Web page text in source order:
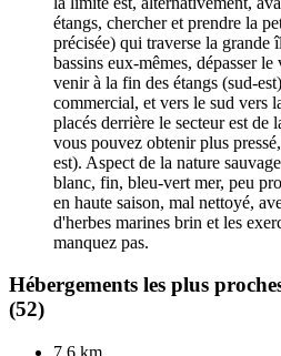
étangs, chercher et prendre la
précisée) qui traverse la grande
bassins eux-mêmes, dépasser
venir à la fin des étangs (sud-
commercial, et vers le sud vers
placés derrière le secteur est de
vous pouvez obtenir plus
est). Aspect de la nature
blanc, fin, bleu-vert mer, peu
en haute saison, mal nettoyé,
d'herbes marines brin et les
manquez pas.
Hébergements les plus
(52)